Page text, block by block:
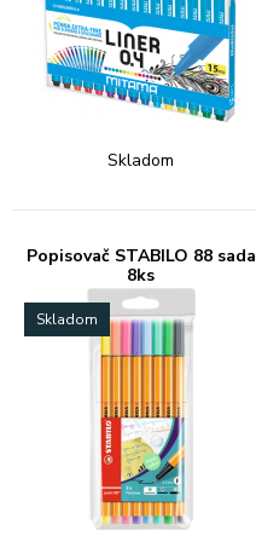
Skladom
Popisovač STABILO 88 sada
8ks
Skladom